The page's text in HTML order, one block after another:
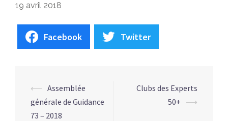
19 avril 2018
Facebook Twitter
NAVIGATION
D’ARTICLE
⟵ Assemblée
générale de Guidance
73 – 2018
Clubs des Experts
50+ ⟶